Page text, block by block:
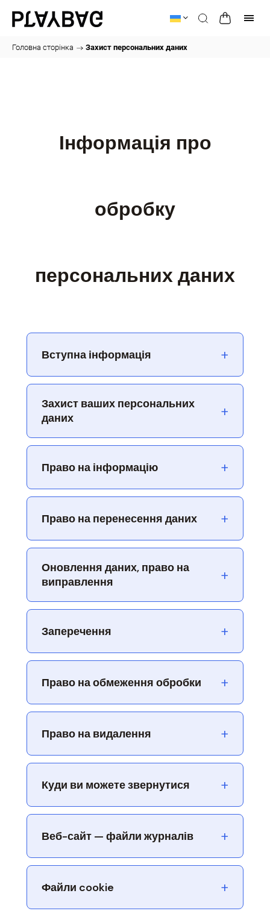
Головна сторінка / Захист персональних даних
Інформація про
обробку
персональних даних
Вступна інформація +
Захист ваших персональних
даних
+
Право на інформацію +
Право на перенесення даних +
Оновлення даних, право на
виправлення
+
Заперечення +
Право на обмеження обробки +
Право на видалення +
Куди ви можете звернутися +
Веб-сайт — файли журналів +
Файли cookie +